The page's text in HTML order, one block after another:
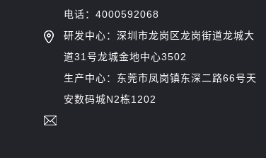
电话：4000592068
研发中心：深圳市龙岗区龙岗街道龙城大
道31号龙城金地中心3502
生产中心：东莞市凤岗镇东深二路66号天
安数码城N2栋1202